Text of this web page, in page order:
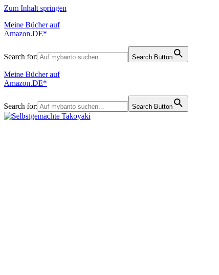
Zum Inhalt springen
Meine Bücher auf
Amazon.DE*
Search for: Search Button
Meine Bücher auf
Amazon.DE*
Search for: Search Button